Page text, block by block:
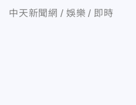
中天新聞網 娛樂 即時